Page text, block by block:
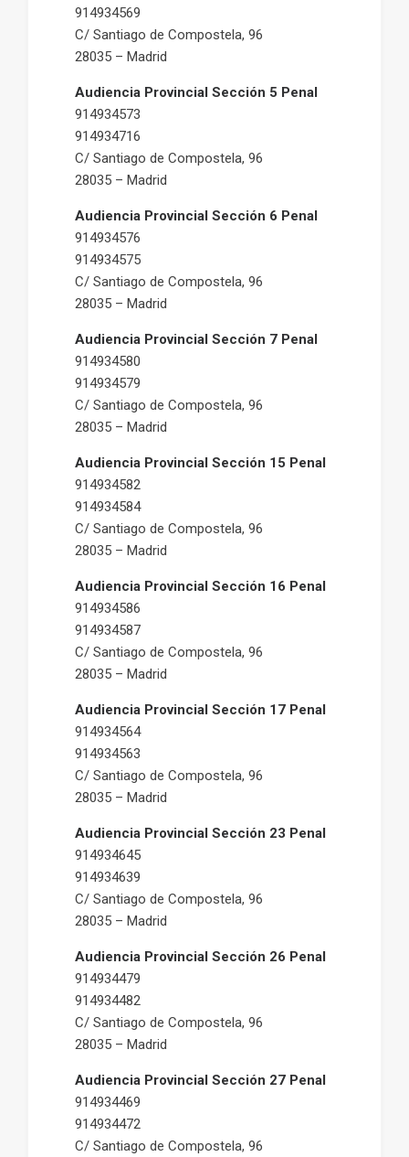
914934569
C/ Santiago de Compostela, 96
28035 – Madrid
Audiencia Provincial Sección 5 Penal
914934573
914934716
C/ Santiago de Compostela, 96
28035 – Madrid
Audiencia Provincial Sección 6 Penal
914934576
914934575
C/ Santiago de Compostela, 96
28035 – Madrid
Audiencia Provincial Sección 7 Penal
914934580
914934579
C/ Santiago de Compostela, 96
28035 – Madrid
Audiencia Provincial Sección 15 Penal
914934582
914934584
C/ Santiago de Compostela, 96
28035 – Madrid
Audiencia Provincial Sección 16 Penal
914934586
914934587
C/ Santiago de Compostela, 96
28035 – Madrid
Audiencia Provincial Sección 17 Penal
914934564
914934563
C/ Santiago de Compostela, 96
28035 – Madrid
Audiencia Provincial Sección 23 Penal
914934645
914934639
C/ Santiago de Compostela, 96
28035 – Madrid
Audiencia Provincial Sección 26 Penal
914934479
914934482
C/ Santiago de Compostela, 96
28035 – Madrid
Audiencia Provincial Sección 27 Penal
914934469
914934472
C/ Santiago de Compostela, 96